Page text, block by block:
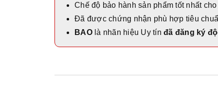
Chế độ bảo hành sản phẩm tốt nhất
Đã được chứng nhận phù hợp tiêu
BAO là nhãn hiệu Uy tín đã đăng ký